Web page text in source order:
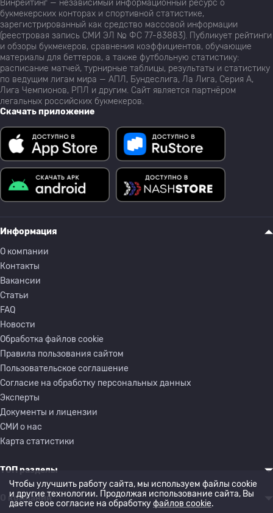
Винрейтинг — независимый информационный ресурс о
букмекерских конторах и спортивной статистике,
зарегистрированный как средство массовой информации
(реестровая запись СМИ ЭЛ № ФС 77-83883). Публикует рейтинги
и обзоры букмекеров, сравнения коэффициентов, обучающие
материалы для беттеров, а также футбольную статистику:
расписание матчей, турнирные таблицы, результаты и статистику
по ведущим лигам мира — АПЛ, Бундеслига, Ла Лига, Серия А,
Лига Чемпионов, РПЛ и другим. Сайт является партнёром
легальных российских букмекеров.
Скачать приложение
Информация
О компании
Контакты
Вакансии
Статьи
FAQ
Новости
Обработка файлов cookie
Правила пользования сайтом
Пользовательское соглашение
Согласие на обработку персональных данных
Эксперты
Документы и лицензии
СМИ о нас
Карта статистики
ТОП разделы
О компании
Чтобы улучшить работу сайта, мы используем файлы cookie
и другие технологии. Продолжая использование сайта, Вы
даете свое согласие на обработкуфайлов cookie.